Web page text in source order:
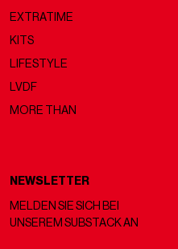
EXTRATIME
KITS
LIFESTYLE
LVDF
MORE THAN
NEWSLETTER
MELDEN SIE SICH BEI
UNSEREM SUBSTACK AN